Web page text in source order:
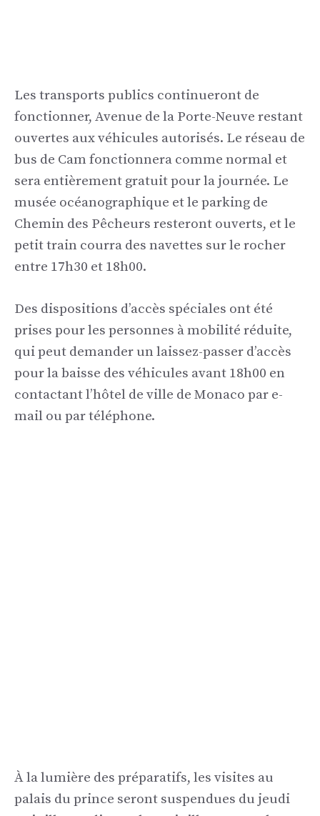
Les transports publics continueront de
fonctionner, Avenue de la Porte-Neuve restant
ouvertes aux véhicules autorisés. Le réseau de
bus de Cam fonctionnera comme normal et
sera entièrement gratuit pour la journée. Le
musée océanographique et le parking de
Chemin des Pêcheurs resteront ouverts, et le
petit train courra des navettes sur le rocher
entre 17h30 et 18h00.
Des dispositions d’accès spéciales ont été
prises pour les personnes à mobilité réduite,
qui peut demander un laissez-passer d’accès
pour la baisse des véhicules avant 18h00 en
contactant l’hôtel de ville de Monaco par e-
mail ou par téléphone.
À la lumière des préparatifs, les visites au
palais du prince seront suspendues du jeudi